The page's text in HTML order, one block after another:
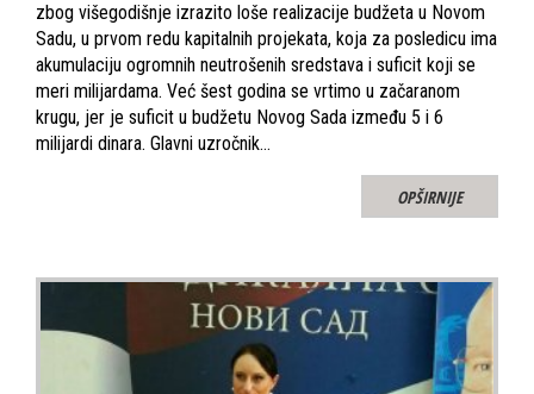
zbog višegodišnje izrazito loše realizacije budžeta u Novom
Sadu, u prvom redu kapitalnih projekata, koja za posledicu ima
akumulaciju ogromnih neutrošenih sredstava i suficit koji se
meri milijardama. Već šest godina se vrtimo u začaranom
krugu, jer je suficit u budžetu Novog Sada između 5 i 6
milijardi dinara. Glavni uzročnik…
OPŠIRNIJE